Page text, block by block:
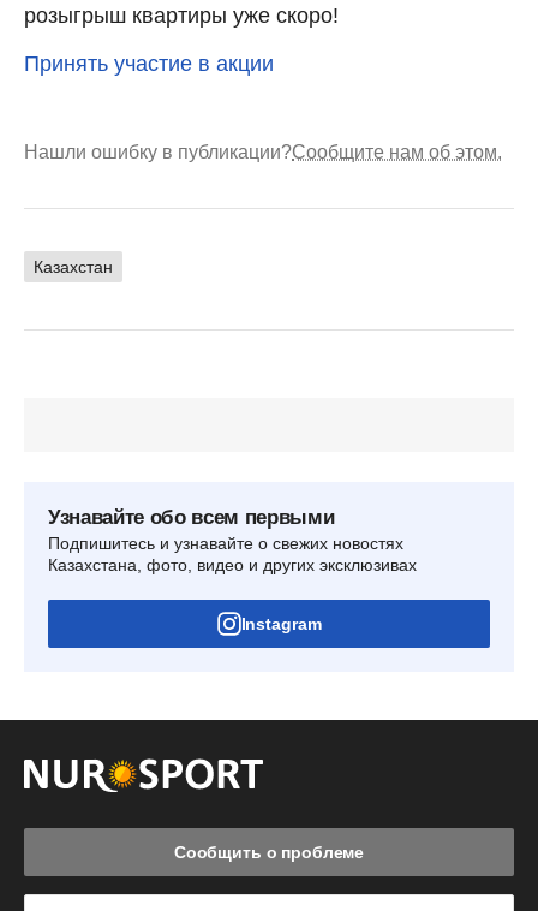
розыгрыш квартиры уже скоро!
Принять участие в акции
Нашли ошибку в публикации?Сообщите нам об этом.
Казахстан
Узнавайте обо всем первыми
Подпишитесь и узнавайте о свежих новостях
Казахстана, фото, видео и других эксклюзивах
Instagram
Сообщить о проблеме